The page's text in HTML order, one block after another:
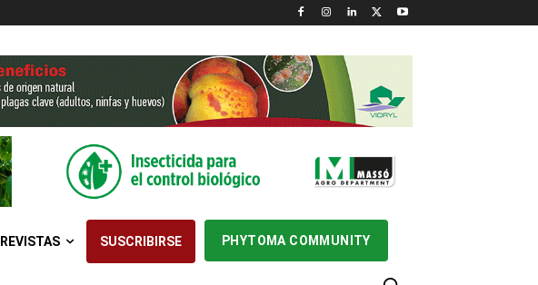
REVISTAS SUSCRIBIRSE PHYTOMA COMMUNITY